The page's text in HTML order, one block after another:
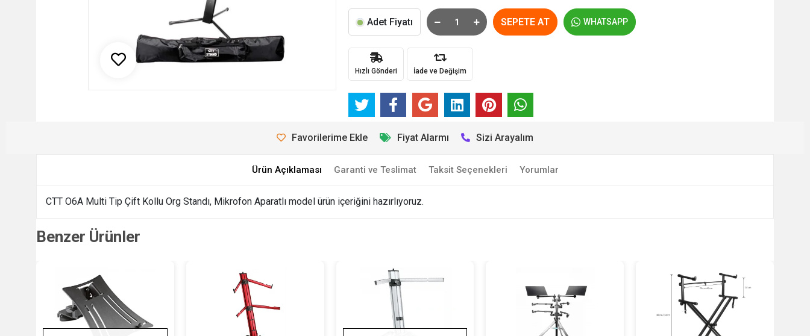
Adet Fiyatı SEPETE AT WHATSAPP
Hızlı Gönderi İade ve Değişim
Favorilerime Ekle Fiyat Alarmı Sizi Arayalım
Ürün Açıklaması Garanti ve Teslimat Taksit Seçenekleri Yorumlar
CTT O6A Multi Tip Çift Kollu Org Standı, Mikrofon Aparatlı model ürün içeriğini hazırlıyoruz.
Benzer Ürünler